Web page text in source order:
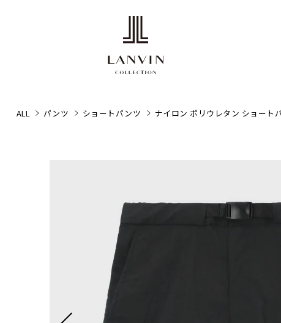
ALL パンツ ショートパンツ ナイロン ポリウレタン ショート